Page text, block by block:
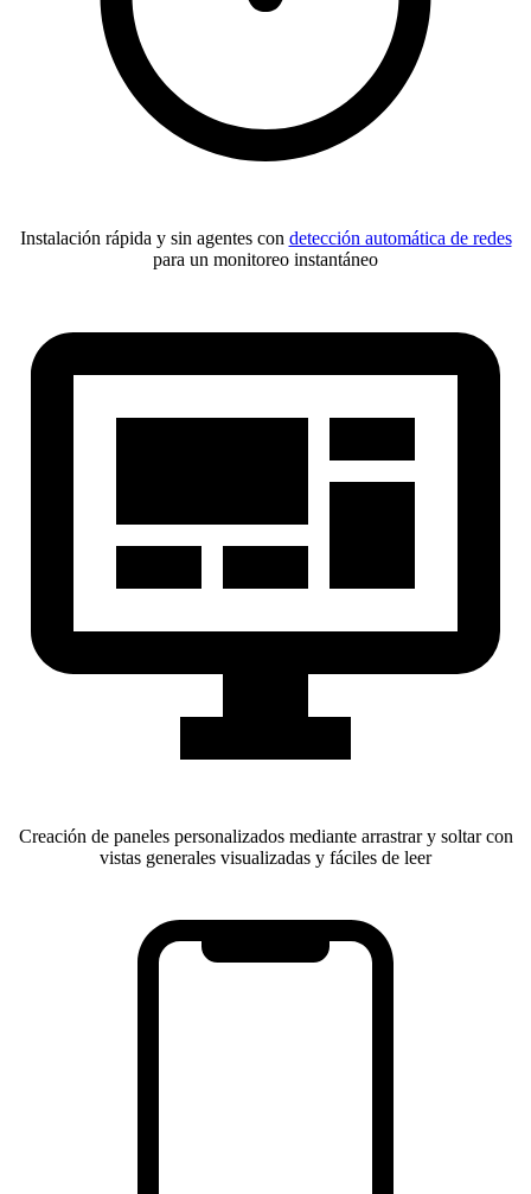
Instalación rápida y sin agentes con detección automática de redes
para un monitoreo instantáneo
Creación de paneles personalizados mediante arrastrar y soltar con
vistas generales visualizadas y fáciles de leer